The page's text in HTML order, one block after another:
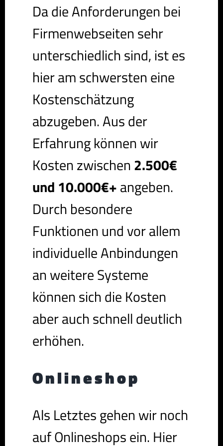
Da die Anforderungen bei
Firmenwebseiten sehr
unterschiedlich sind, ist es
hier am schwersten eine
Kostenschätzung
abzugeben. Aus der
Erfahrung können wir
Kosten zwischen2.500€
und 10.000€+angeben.
Durch besondere
Funktionen und vor allem
individuelle Anbindungen
an weitere Systeme
können sich die Kosten
aber auch schnell deutlich
erhöhen.
Onlineshop
Als Letztes gehen wir noch
auf Onlineshops ein. Hier